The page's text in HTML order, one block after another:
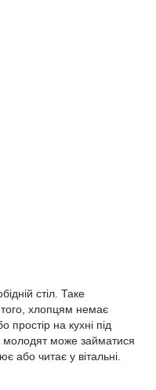
стіл. Таке
хлопцям немає
простір на кухні під
може займатися
або читає у вітальні.